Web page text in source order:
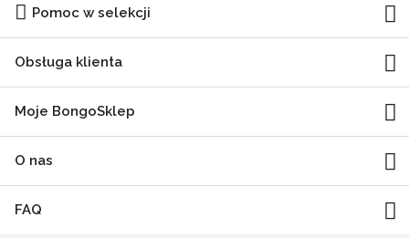
Pomoc w selekcji
Obsługa klienta
Moje BongoSklep
O nas
FAQ